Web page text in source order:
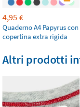
4,95 €
Quaderno A4 Papyrus con
copertina extra rigida
Altri prodotti